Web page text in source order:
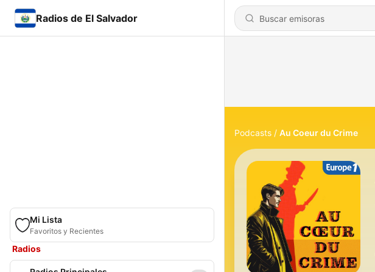
Radios de El Salvador
Mi Lista
Favoritos y Recientes
Radios
Podcasts Au Coeur du Crime